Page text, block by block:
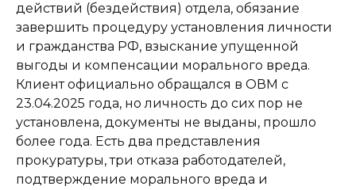
действий (бездействия) отдела, обязание
завершить процедуру установления личности
и гражданства РФ, взыскание упущенной
выгоды и компенсации морального вреда.
Клиент официально обращался в ОВМ с
23.04.2025 года, но личность до сих пор не
установлена, документы не выданы, прошло
более года. Есть два представления
прокуратуры, три отказа работодателей,
подтверждение морального вреда и